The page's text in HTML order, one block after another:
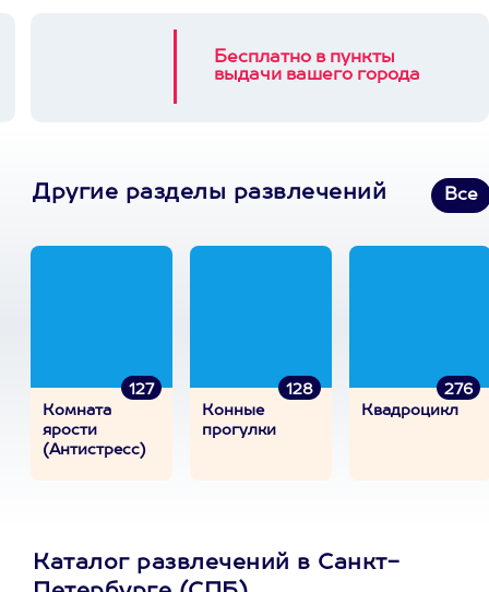
Бесплатно в пункты
выдачи вашего города
Другие разделы развлечений Все
127
Комната
ярости
(Антистресс)
128
Конные
прогулки
276
Квадроцикл
Каталог развлечений в Санкт-